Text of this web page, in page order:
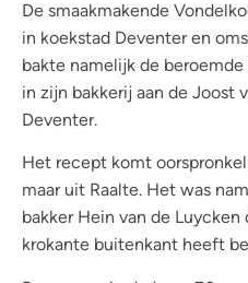
De smaakmakende
in koekstad Deventer en
bakte namelijk de
in zijn bakkerij aan de Joost
Deventer.
Het recept komt
maar uit Raalte. Het was
bakker Hein van de
krokante buitenkant heeft